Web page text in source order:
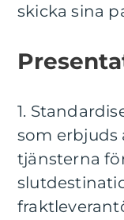
skicka sina
1.
som erbjuds
tjänsterna